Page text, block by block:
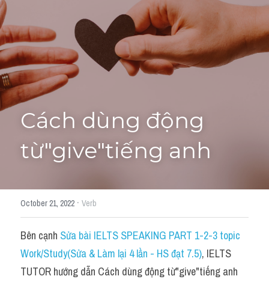
Học thử →
Cách dùng động
từ"give"tiếng anh
October 21, 2022 · Verb
Bên cạnh Sửa bài IELTS SPEAKING PART 1-2-3 topic
Work/Study(Sửa & Làm lại 4 lần - HS đạt 7.5), IELTS
TUTOR hướng dẫn Cách dùng động từ"give"tiếng anh